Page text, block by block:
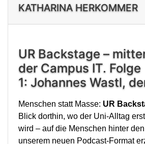
e
o
KATHARINA HERKOMMER
UR Backstage –
der Campus IT. Folge
1: Johannes Wastl,
Menschen statt Masse: UR
Blick dorthin, wo der Uni-Alltag
wird – auf die Menschen hinter
unserem neuen Podcast-Format